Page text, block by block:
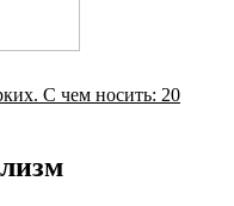
С чем носить: 20